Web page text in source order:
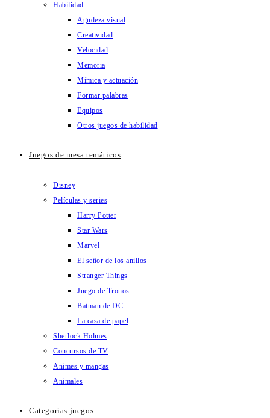
Habilidad
Agudeza visual
Creatividad
Velocidad
Memoria
Mímica y actuación
Formar palabras
Equipos
Otros juegos de habilidad
Juegos de mesa temáticos
Disney
Películas y series
Harry Potter
Star Wars
Marvel
El señor de los anillos
Stranger Things
Juego de Tronos
Batman de DC
La casa de papel
Sherlock Holmes
Concursos de TV
Animes y mangas
Animales
Categorías juegos